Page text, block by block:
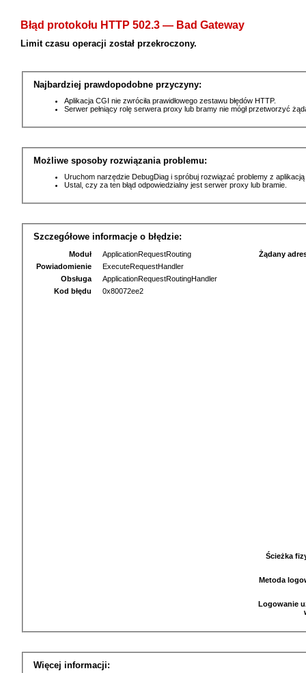
Błąd protokołu HTTP 502.3 — Bad Gateway
Limit czasu operacji został przekroczony.
Najbardziej prawdopodobne przyczyny:
Aplikacja CGI nie zwróciła prawidłowego zestawu błędów HTTP.
Serwer pełniący rolę serwera proxy lub bramy nie mógł przetworzyć
Możliwe sposoby rozwiązania problemu:
Uruchom narzędzie DebugDiag i spróbuj rozwiązać problemy z
Ustal, czy za ten błąd odpowiedzialny jest serwer proxy lub bramie.
Szczegółowe informacje o błędzie:
Moduł
ApplicationRequestRouting
Powiadomienie
ExecuteRequestHandler
Obsługa
ApplicationRequestRoutingHandler
Kod błędu
0x80072ee2
Żądany
Ścieżka
Metoda
Logowanie
Więcej informacji: